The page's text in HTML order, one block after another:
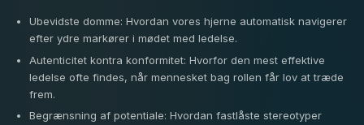
Ubevidste domme: Hvordan vores hjerne automatisk navigerer
efter ydre markører i mødet med ledelse.
Autenticitet kontra konformitet: Hvorfor den mest effektive
ledelse ofte findes, når mennesket bag rollen får lov at træde
frem.
Begrænsning af potentiale: Hvordan fastlåste stereotyper